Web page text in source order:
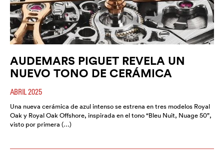
AUDEMARS PIGUET REVELA UN
NUEVO TONO DE CERÁMICA
ABRIL 2025
Una nueva cerámica de azul intenso se estrena en tres modelos Royal
Oak y Royal Oak Offshore, inspirada en el tono “Bleu Nuit, Nuage 50”,
visto por primera (…)